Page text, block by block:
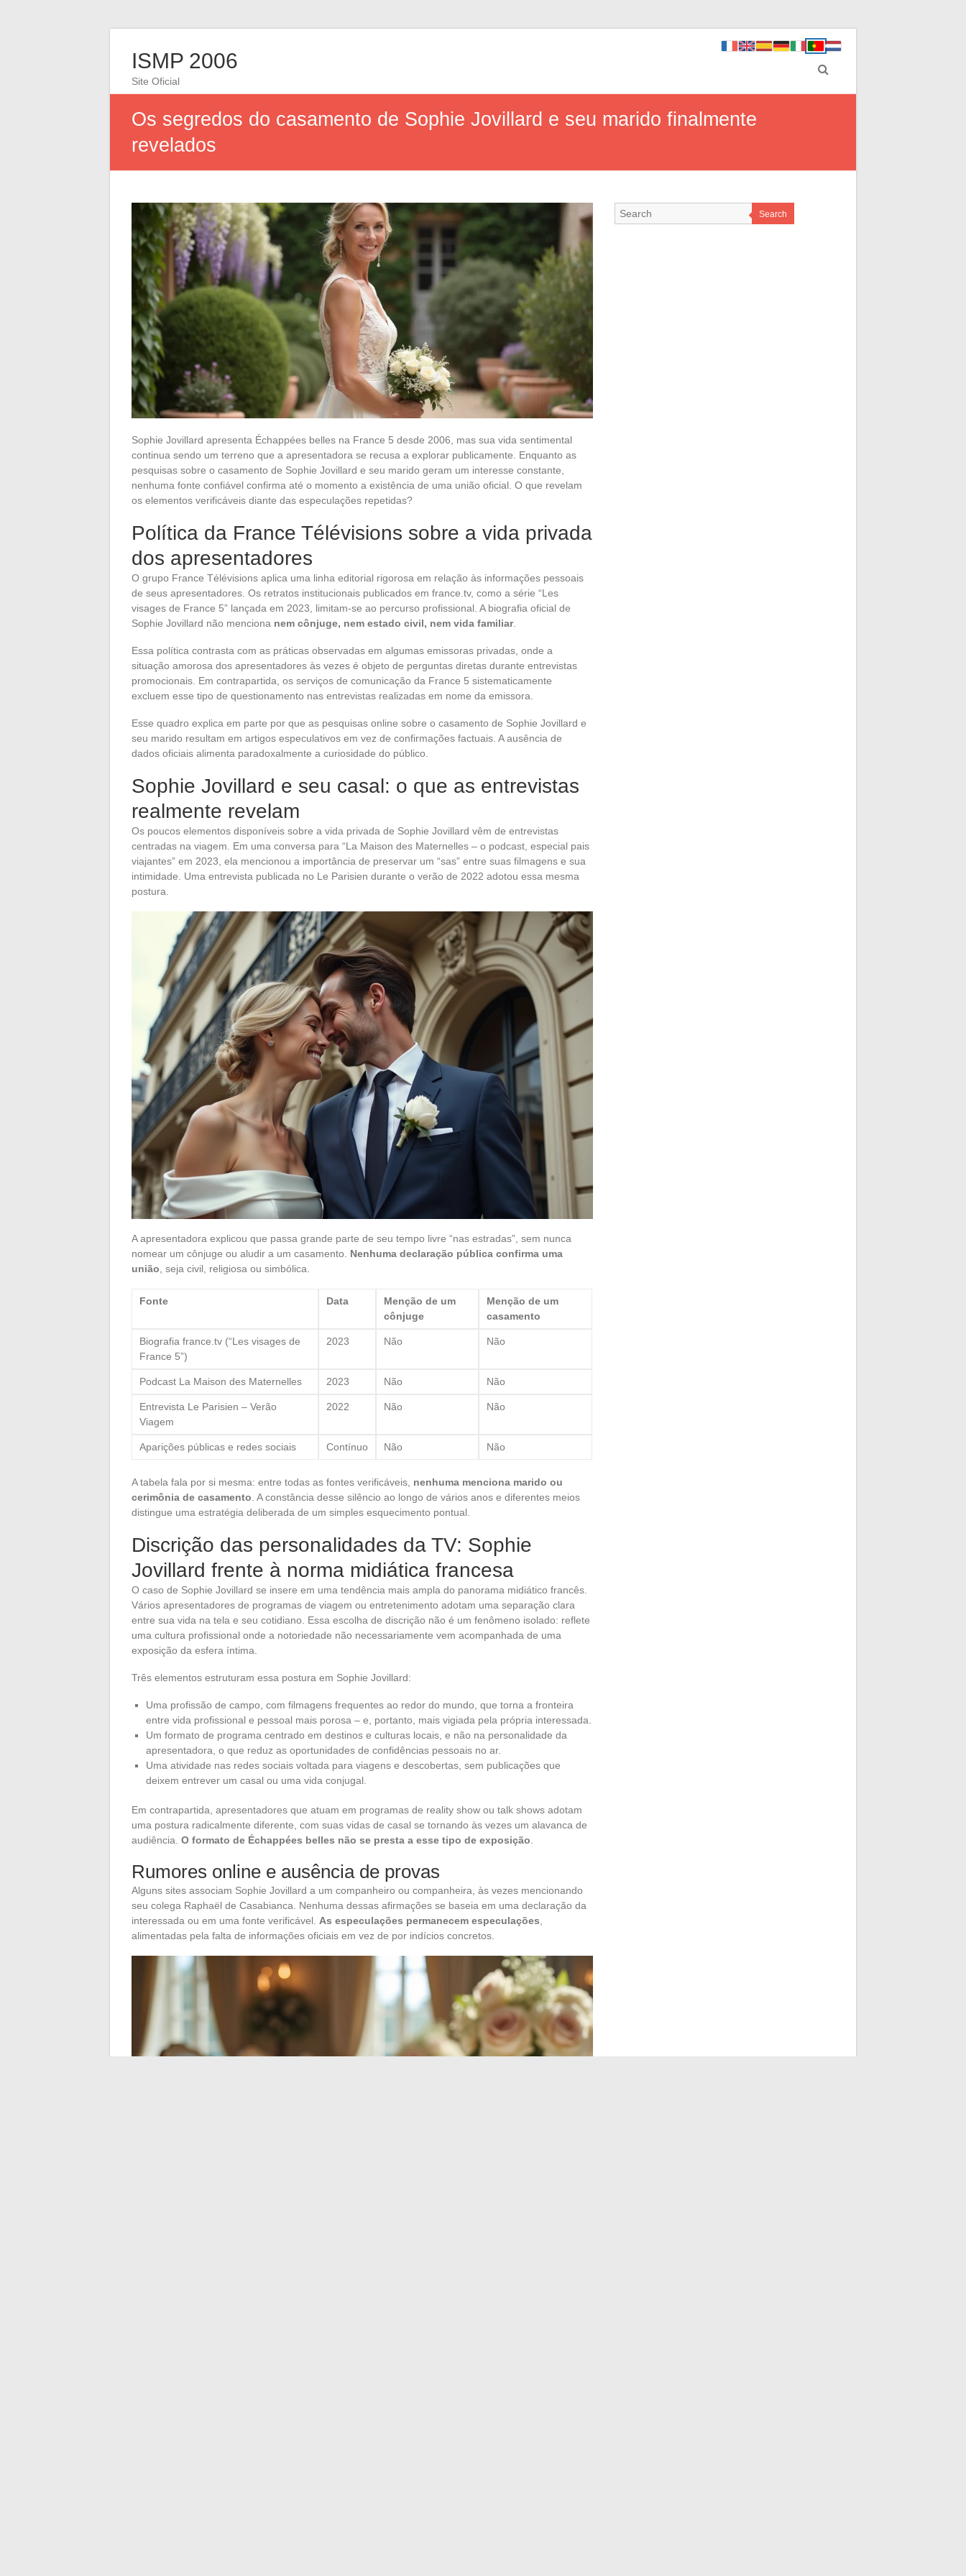
ISMP 2006
Site Oficial
Os segredos do casamento de Sophie Jovillard e seu marido finalmente
revelados
Sophie Jovillard apresenta Échappées belles na France 5 desde 2006, mas sua vida sentimental
continua sendo um terreno que a apresentadora se recusa a explorar publicamente. Enquanto as
pesquisas sobre o casamento de Sophie Jovillard e seu marido geram um interesse constante,
nenhuma fonte confiável confirma até o momento a existência de uma união oficial. O que revelam
os elementos verificáveis diante das especulações repetidas?
Política da France Télévisions sobre a vida privada
dos apresentadores
O grupo France Télévisions aplica uma linha editorial rigorosa em relação às informações pessoais
de seus apresentadores. Os retratos institucionais publicados em france.tv, como a série “Les
visages de France 5” lançada em 2023, limitam-se ao percurso profissional. A biografia oficial de
Sophie Jovillard não menciona nem cônjuge, nem estado civil, nem vida familiar.
Essa política contrasta com as práticas observadas em algumas emissoras privadas, onde a
situação amorosa dos apresentadores às vezes é objeto de perguntas diretas durante entrevistas
promocionais. Em contrapartida, os serviços de comunicação da France 5 sistematicamente
excluem esse tipo de questionamento nas entrevistas realizadas em nome da emissora.
Esse quadro explica em parte por que as pesquisas online sobre o casamento de Sophie Jovillard e
seu marido resultam em artigos especulativos em vez de confirmações factuais. A ausência de
dados oficiais alimenta paradoxalmente a curiosidade do público.
Sophie Jovillard e seu casal: o que as entrevistas
realmente revelam
Os poucos elementos disponíveis sobre a vida privada de Sophie Jovillard vêm de entrevistas
centradas na viagem. Em uma conversa para “La Maison des Maternelles – o podcast, especial pais
viajantes” em 2023, ela mencionou a importância de preservar um “sas” entre suas filmagens e sua
intimidade. Uma entrevista publicada no Le Parisien durante o verão de 2022 adotou essa mesma
postura.
A apresentadora explicou que passa grande parte de seu tempo livre “nas estradas”, sem nunca
nomear um cônjuge ou aludir a um casamento. Nenhuma declaração pública confirma uma
união , seja civil, religiosa ou simbólica.
Fonte Data
Menção de um
cônjuge
Menção de um
casamento
Biografia france.tv (“Les visages de
France 5”)
2023 Não Não
Podcast La Maison des Maternelles 2023 Não Não
Entrevista Le Parisien – Verão
Viagem
2022 Não Não
Aparições públicas e redes sociais Contínuo Não Não
A tabela fala por si mesma: entre todas as fontes verificáveis, nenhuma menciona marido ou
cerimônia de casamento . A constância desse silêncio ao longo de vários anos e diferentes meios
distingue uma estratégia deliberada de um simples esquecimento pontual.
Discrição das personalidades da TV: Sophie
Jovillard frente à norma midiática francesa
O caso de Sophie Jovillard se insere em uma tendência mais ampla do panorama midiático francês.
Vários apresentadores de programas de viagem ou entretenimento adotam uma separação clara
entre sua vida na tela e seu cotidiano. Essa escolha de discrição não é um fenômeno isolado: reflete
uma cultura profissional onde a notoriedade não necessariamente vem acompanhada de uma
exposição da esfera íntima.
Três elementos estruturam essa postura em Sophie Jovillard:
Uma profissão de campo, com filmagens frequentes ao redor do mundo, que torna a fronteira
entre vida profissional e pessoal mais porosa – e, portanto, mais vigiada pela própria interessada.
Um formato de programa centrado em destinos e culturas locais, e não na personalidade da
apresentadora, o que reduz as oportunidades de confidências pessoais no ar.
Uma atividade nas redes sociais voltada para viagens e descobertas, sem publicações que
deixem entrever um casal ou uma vida conjugal.
Em contrapartida, apresentadores que atuam em programas de reality show ou talk shows adotam
uma postura radicalmente diferente, com suas vidas de casal se tornando às vezes um alavanca de
audiência. O formato de Échappées belles não se presta a esse tipo de exposição
Rumores online e ausência de provas
Alguns sites associam Sophie Jovillard a um companheiro ou companheira, às vezes mencionando
seu colega Raphaël de Casabianca. Nenhuma dessas afirmações se baseia em uma declaração da
interessada ou em uma fonte verificável. As especulações permanecem especulações
alimentadas pela falta de informações oficiais em vez de por indícios concretos.
Search